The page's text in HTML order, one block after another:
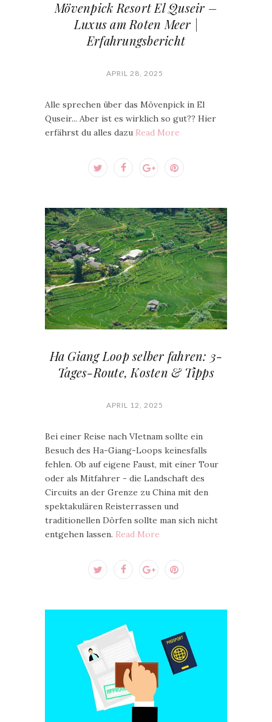
Mövenpick Resort El Quseir –
Luxus am Roten Meer |
Erfahrungsbericht
APRIL 28, 2025
Alle sprechen über das Mövenpick in El
Quseir... Aber ist es wirklich so gut?? Hier
erfährst du alles dazu Read More
Ha Giang Loop selber fahren: 3-
Tages-Route, Kosten & Tipps
APRIL 12, 2025
Bei einer Reise nach VIetnam sollte ein
Besuch des Ha-Giang-Loops keinesfalls
fehlen. Ob auf eigene Faust, mit einer Tour
oder als Mitfahrer - die Landschaft des
Circuits an der Grenze zu China mit den
spektakulären Reisterrassen und
traditionellen Dörfen sollte man sich nicht
entgehen lassen. Read More